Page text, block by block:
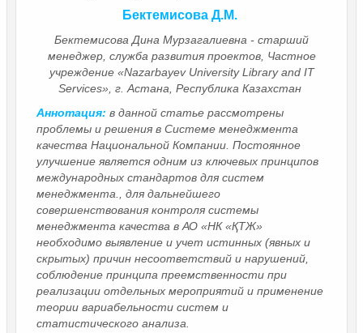
Бектемисова Д.М.
Бектемисова Дина Мурзагалиевна - старший
менеджер, служба развития проектов, Частное
учреждение «Nazarbayev University Library and IT
Services», г. Астана, Республика Казахстан
Аннотация: в данной статье рассмотрены
проблемы и решения в Системе менеджмента
качества Национальной Компании. Постоянное
улучшение является одним из ключевых принципов
международных стандартов для систем
менеджмента., для дальнейшего
совершенствования контроля системы
менеджмента качества в АО «НК «ҚТЖ»
необходимо выявление и учет истинных (явных и
скрытых) причин несоответствий и нарушений,
соблюдение принципа преемственности при
реализации отдельных мероприятий и применение
теории вариабельности систем и
статистического анализа.